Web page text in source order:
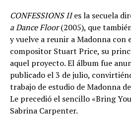
CONFESSIONS IIes la secuela
a Dance Floor(2005), que
y vuelve a reunir a Madonna con
compositor Stuart Price, su
aquel proyecto. El álbum fue
publicado el 3 de julio,
trabajo de estudio de Madonna
Le precedió el sencillo «Bring
Sabrina Carpenter.